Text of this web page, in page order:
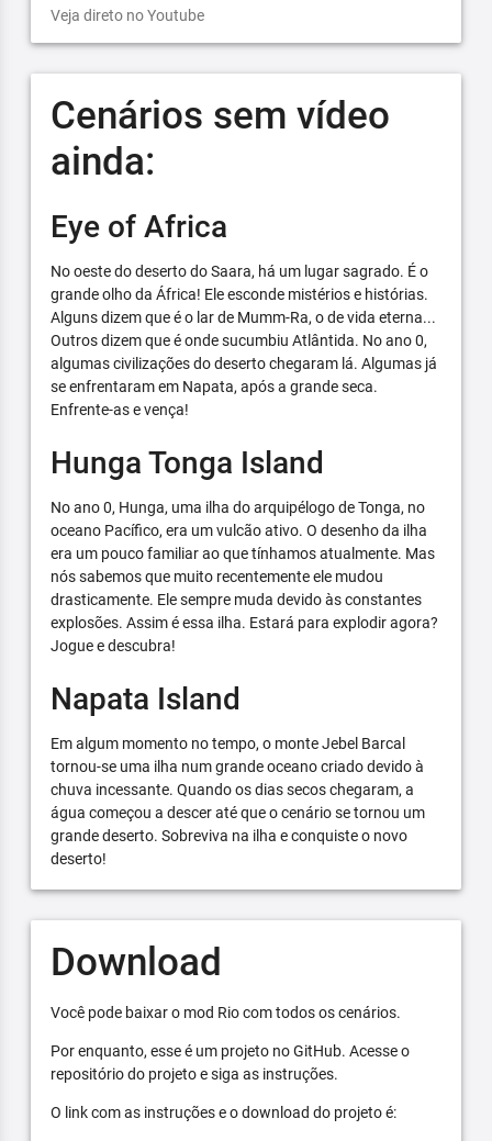
Veja direto no Youtube
Cenários sem vídeo
ainda:
Eye of Africa
No oeste do deserto do Saara, há um lugar sagrado. É o
grande olho da África! Ele esconde mistérios e histórias.
Alguns dizem que é o lar de Mumm-Ra, o de vida eterna...
Outros dizem que é onde sucumbiu Atlântida. No ano 0,
algumas civilizações do deserto chegaram lá. Algumas já
se enfrentaram em Napata, após a grande seca.
Enfrente-as e vença!
Hunga Tonga Island
No ano 0, Hunga, uma ilha do arquipélogo de Tonga, no
oceano Pacífico, era um vulcão ativo. O desenho da ilha
era um pouco familiar ao que tínhamos atualmente. Mas
nós sabemos que muito recentemente ele mudou
drasticamente. Ele sempre muda devido às constantes
explosões. Assim é essa ilha. Estará para explodir agora?
Jogue e descubra!
Napata Island
Em algum momento no tempo, o monte Jebel Barcal
tornou-se uma ilha num grande oceano criado devido à
chuva incessante. Quando os dias secos chegaram, a
água começou a descer até que o cenário se tornou um
grande deserto. Sobreviva na ilha e conquiste o novo
deserto!
Download
Você pode baixar o mod Rio com todos os cenários.
Por enquanto, esse é um projeto no GitHub. Acesse o
repositório do projeto e siga as instruções.
O link com as instruções e o download do projeto é: